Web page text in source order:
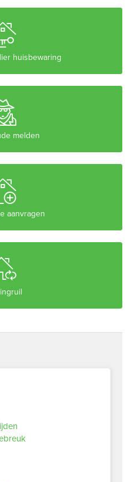
huisbewaring
melden
aanvragen